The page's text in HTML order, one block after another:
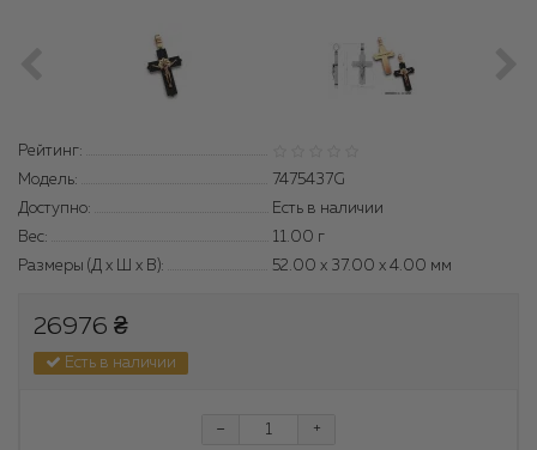
Рейтинг:
Модель:
7475437G
Доступно:
Есть в наличии
Вес:
11.00 г
Размеры (Д x Ш x В):
52.00 x 37.00 x 4.00 мм
26976 ₴
Есть в наличии
+
-